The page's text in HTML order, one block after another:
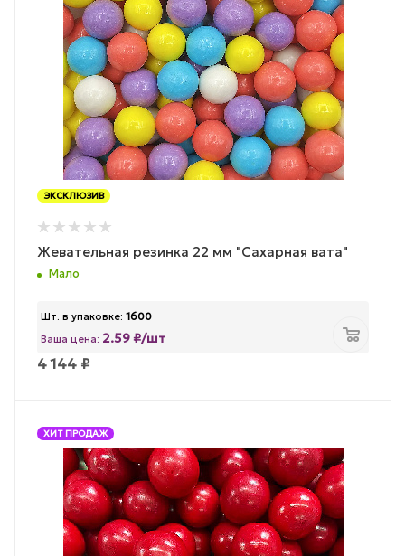
ЭКСКЛЮЗИВ
Жевательная резинка 22 мм "Сахарная вата"
Мало
Шт. в упаковке: 1600
Ваша цена: 2.59 ₽/шт
4 144 ₽
ХИТ ПРОДАЖ